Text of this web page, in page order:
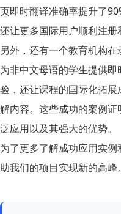
页即时翻译准确率提升了
还让更多国际用户顺利注册
另外，还有一个教育机构
为非中文母语的学生提供
验，还让课程的国际化拓
解内容。这些成功的案例
泛应用以及其强大的优势。
为了更多了解成功应用实
助我们的项目实现新的高峰。